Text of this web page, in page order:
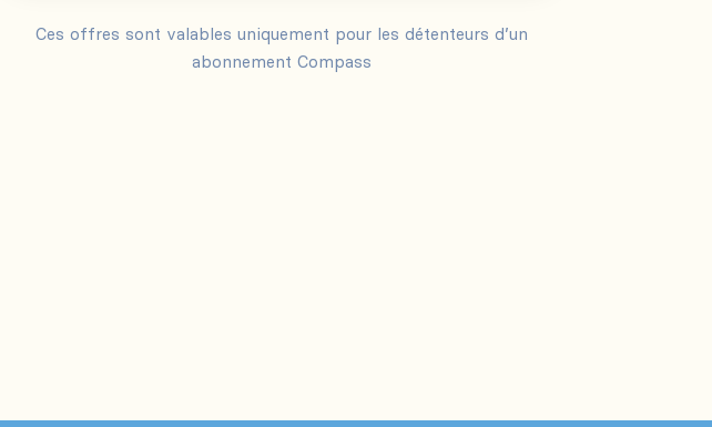
Ces offres sont valables uniquement pour les détenteurs d’un
abonnement Compass